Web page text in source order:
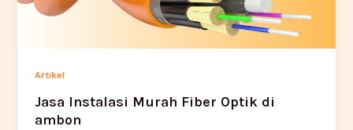
Artikel
Jasa Instalasi Murah Fiber Optik di
ambon